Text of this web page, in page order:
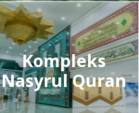
Kompleks
Nasyrul Quran